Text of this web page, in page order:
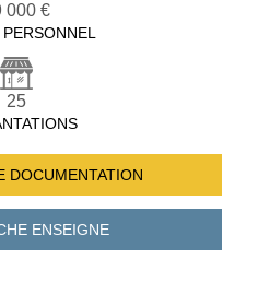
000 €
25
DOCUMENTATION
ENSEIGNE